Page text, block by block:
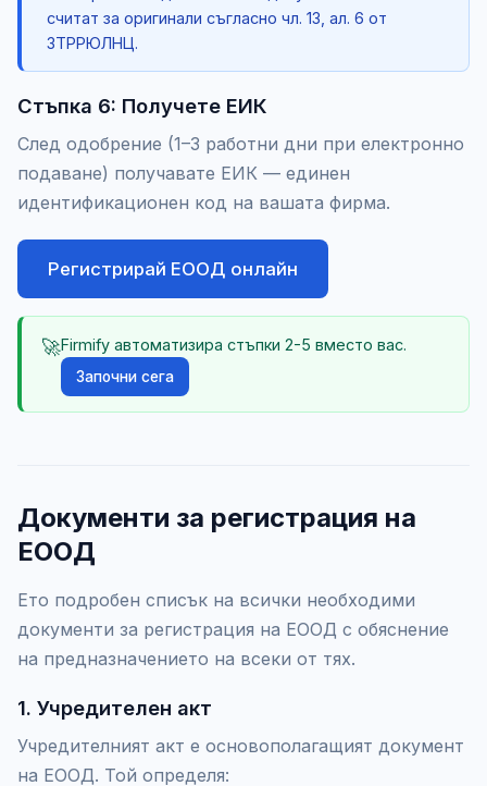
считат за оригинали съгласно чл. 13, ал. 6 от
ЗТРРЮЛНЦ.
Стъпка 6: Получете ЕИК
След одобрение (1–3 работни дни при електронно
подаване) получавате ЕИК — единен
идентификационен код на вашата фирма.
Регистрирай ЕООД онлайн
🚀Firmify автоматизира стъпки 2-5 вместо вас.
Започни сега
Документи за регистрация на
ЕООД
Ето подробен списък на всички необходими
документи за регистрация на ЕООД с обяснение
на предназначението на всеки от тях.
1. Учредителен акт
Учредителният акт е основополагащият документ
на ЕООД. Той определя: